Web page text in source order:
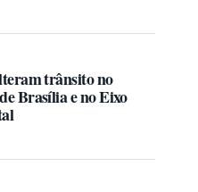
trânsito no
Brasília e no Eixo